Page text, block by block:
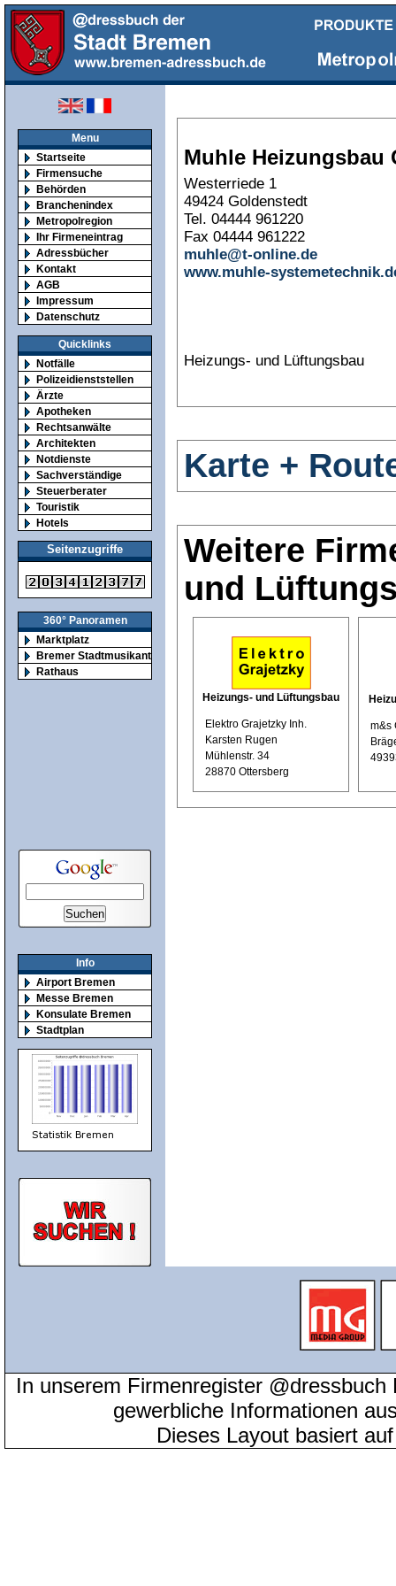
Menu
Startseite
Firmensuche
Behörden
Branchenindex
Metropolregion
Ihr Firmeneintrag
Adressbücher
Kontakt
AGB
Impressum
Datenschutz
Quicklinks
Notfälle
Polizeidienststellen
Ärzte
Apotheken
Rechtsanwälte
Architekten
Notdienste
Sachverständige
Steuerberater
Touristik
Hotels
Seitenzugriffe
360° Panoramen
Marktplatz
Bremer Stadtmusikanten
Rathaus
Info
Airport Bremen
Messe Bremen
Konsulate Bremen
Stadtplan
Muhle Heizungsbau
Westerriede 1
49424 Goldenstedt
Tel. 04444 961220
Fax 04444 961222
muhle@t-online.de
www.muhle-
Heizungs- und Lüftungsbau
Karte +
Weitere
und
Heizungs- und Lüftungsbau
Elektro Grajetzky Inh.
Karsten Rugen
Mühlenstr. 34
28870 Ottersberg
m&s
In unserem Firmenregister
gewerbliche Informationen
Dieses Layout basiert